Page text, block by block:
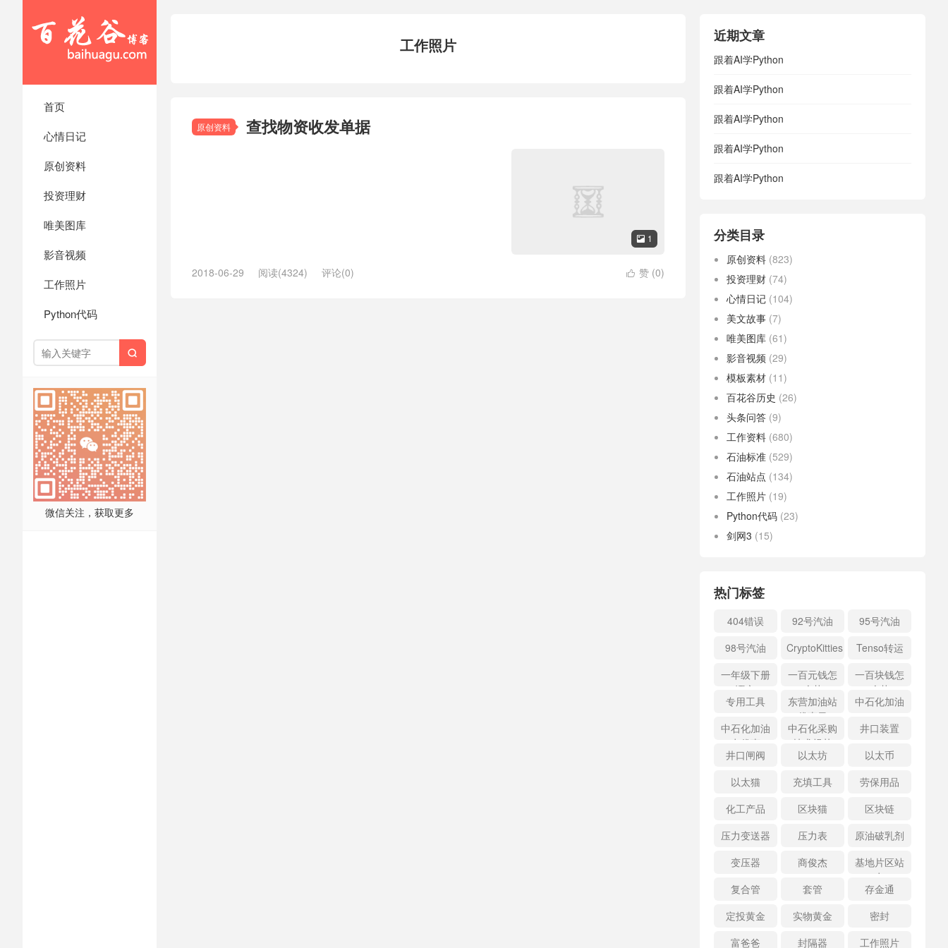
首页
心情日记
原创资料
投资理财
唯美图库
影音视频
工作照片
Python代码

微信关注，获取更多
工作照片
原创资料 查找物资收发单据
 1
 赞 (0)
2018-06-29 阅读(4324) 评论(0)
近期文章
跟着AI学Python
跟着AI学Python
跟着AI学Python
跟着AI学Python
跟着AI学Python
分类目录
原创资料 (823)
投资理财 (74)
心情日记 (104)
美文故事 (7)
唯美图库 (61)
影音视频 (29)
模板素材 (11)
百花谷历史 (26)
头条问答 (9)
工作资料 (680)
石油标准 (529)
石油站点 (134)
工作照片 (19)
Python代码 (23)
剑网3 (15)
热门标签
404错误 92号汽油
95号汽油
98号汽油
CryptoKitties
Tenso转运
一年级下册
语文
一百元钱怎
么花
一百块钱怎
么花
专用工具
东营加油站
优惠日
中石化加油
中石化加油
卡优惠
中石化采购
技术规范
井口装置
井口闸阀
以太坊
以太币
以太猫
充填工具
劳保用品
化工产品
区块猫
区块链
压力变送器
压力表
原油破乳剂
变压器
商俊杰
基地片区站
点
复合管
套管
存金通
定投黄金
实物黄金
密封
富爸爸
封隔器 工作照片